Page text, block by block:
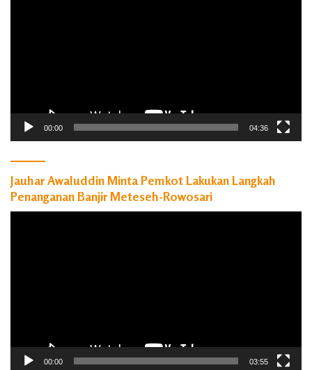
00:00 04:36
Jauhar Awaluddin Minta Pemkot Lakukan Langkah
Penanganan Banjir Meteseh-Rowosari
00:00 03:55